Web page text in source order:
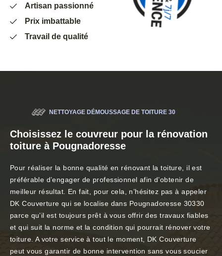
Artisan passionné
Prix imbattable
Travail de qualité
NETTOYAGE DÉMOUSSAGE DE TOITURE 30
Choisissez le couvreur pour la rénovation
toiture à Pougnadoresse
Pour réaliser la bonne qualité en rénovant la toiture, il est
préférable d’engager de professionnel afin d’obtenir de
meilleur résultat. En fait, pour cela, n’hésitez pas à appeler
DK Couverture qui se localise dans Pougnadoresse 30330
parce qu’il est toujours prêt à vous offrir des travaux fiables
et qui suit la norme et la condition qui pourrait rénover votre
toiture. A votre service à tout le moment, DK Couverture
peut vous garantir de bonne intervention sans vous soucier